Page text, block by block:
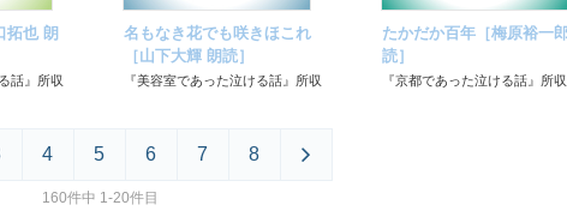
拓也 朗
話』所収
名もなき花でも咲きほこれ
［山下大輝 朗読］
『美容室であった泣ける話』所収
たかだか百年［梅原裕一
読］
『京都であった泣ける話』所収
160件中 1-20件目
4 5 6 7 8